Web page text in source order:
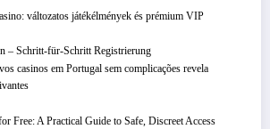
változatos játékélmények és prémium VIP
– Schritt‑für‑Schritt Registrierung
casinos em Portugal sem complicações revela
Free: A Practical Guide to Safe, Discreet Access